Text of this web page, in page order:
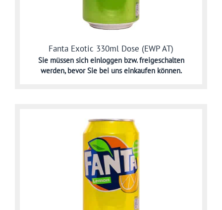
Fanta Exotic 330ml Dose (EWP AT)
Sie müssen sich einloggen bzw. freigeschalten
werden,bevor Sie bei uns einkaufen können.